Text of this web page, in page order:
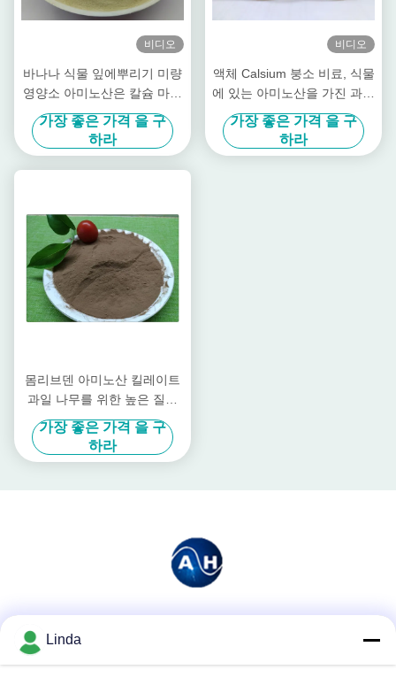
비디오
바나나 식물 잎에뿌리기 미량
영양소 아미노산은 칼슘 마그
네슘 아연을 킬레이팅했습니
다
가장 좋은 가격 을 구
하라
비디오
액체 Calsium 붕소 비료, 식물
에 있는 아미노산을 가진 과일
나무 비료
가장 좋은 가격 을 구
하라
몸리브덴 아미노산 킬레이트
과일 나무를 위한 높은 질소
유기 비료
가장 좋은 가격 을 구
하라
Linda